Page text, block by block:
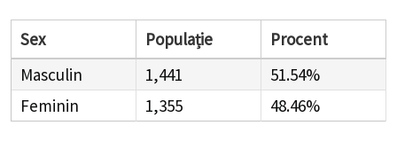
Sex Populație
Procent
Masculin
1,441
51.54%
Feminin
1,355 48.46%